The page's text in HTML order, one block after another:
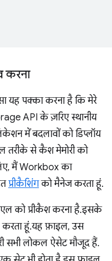
करना
यह पक्का करना है कि मेरे
API के ज़रिए स्थानीय
में बदलावों को डिप्लॉय
तरीके से कैश मेमोरी को
मैं Workbox का
प्रीकैशिंगको मैनेज करता हूं.
को प्रीकैश करना है. इसके
हूं. यह फ़ाइल, उस
सभी लोकल ऐसेट मौजूद हैं.